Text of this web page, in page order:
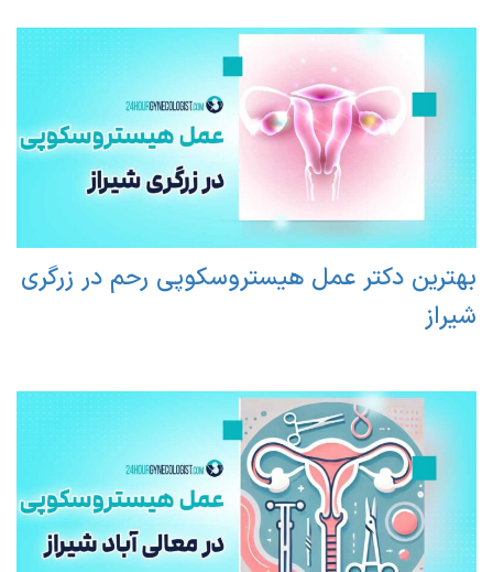
بهترین دکتر عمل هیستروسکوپی رحم در زرگری
شیراز